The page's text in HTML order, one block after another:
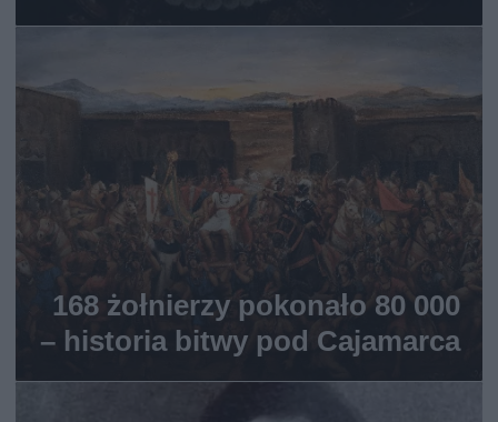
168 żołnierzy pokonało 80 000
– historia bitwy pod Cajamarca